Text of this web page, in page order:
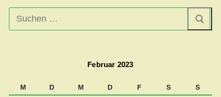
nach:
Februar 2023
M D M D F S S